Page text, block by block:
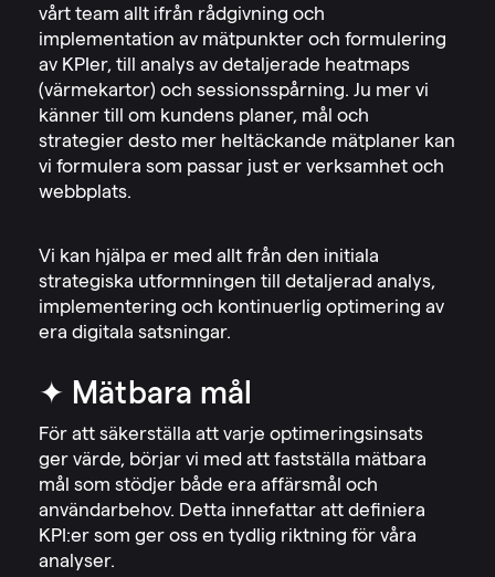
vårt team allt ifrån rådgivning och
implementation av mätpunkter och formulering
av KPIer, till analys av detaljerade heatmaps
(värmekartor) och sessionsspårning. Ju mer vi
känner till om kundens planer, mål och
strategier desto mer heltäckande mätplaner kan
vi formulera som passar just er verksamhet och
webbplats.
Vi kan hjälpa er med allt från den initiala
strategiska utformningen till detaljerad analys,
implementering och kontinuerlig optimering av
era digitala satsningar.
✦ Mätbara mål
För att säkerställa att varje optimeringsinsats
ger värde, börjar vi med att fastställa mätbara
mål som stödjer både era affärsmål och
användarbehov. Detta innefattar att definiera
KPI:er som ger oss en tydlig riktning för våra
analyser.